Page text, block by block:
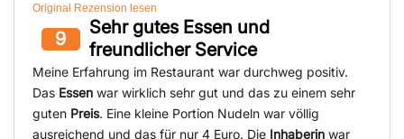
Original Rezension lesen
9
Sehr gutes Essen und
freundlicher Service
Meine Erfahrung im Restaurant war durchweg positiv.
Das Essen war wirklich sehr gut und das zu einem sehr
guten Preis. Eine kleine Portion Nudeln war völlig
ausreichend und das für nur 4 Euro. Die Inhaberin war